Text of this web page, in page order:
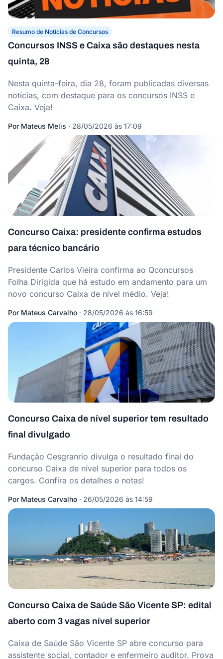
Resumo de Notícias de Concursos
Concursos INSS e Caixa são destaques nesta
quinta, 28
Nesta quinta-feira, dia 28, foram publicadas diversas
notícias, com destaque para os concursos INSS e
Caixa. Veja!
Por Mateus Melis · 28/05/2026 às 17:09
Concurso Caixa: presidente confirma estudos
para técnico bancário
Presidente Carlos Vieira confirma ao Qconcursos
Folha Dirigida que há estudo em andamento para um
novo concurso Caixa de nível médio. Veja!
Por Mateus Carvalho · 28/05/2026 às 16:59
Concurso Caixa de nível superior tem resultado
final divulgado
Fundação Cesgranrio divulga o resultado final do
concurso Caixa de nível superior para todos os
cargos. Confira os detalhes e notas!
Por Mateus Carvalho · 26/05/2026 às 14:59
Concurso Caixa de Saúde São Vicente SP: edital
aberto com 3 vagas nível superior
Caixa de Saúde São Vicente SP abre concurso para
assistente social, contador e enfermeiro auditor. Prova